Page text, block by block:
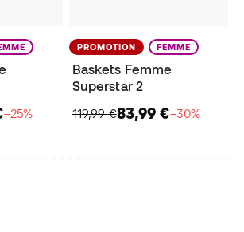
−25%
PROMOTION FEMME
Baskets Femme
Superstar 2
119,99 €83,99 €−30%